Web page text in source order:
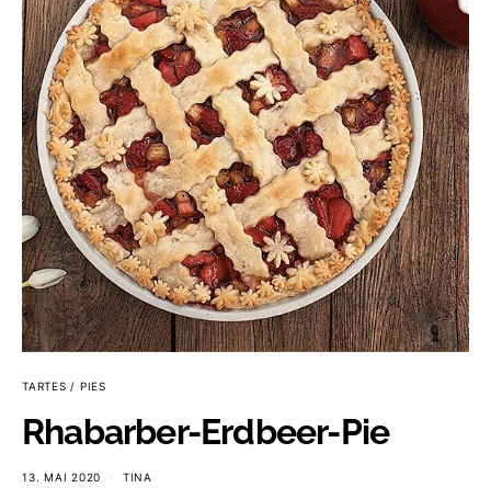
TARTES / PIES
Rhabarber-Erdbeer-Pie
13. MAI 2020 TINA